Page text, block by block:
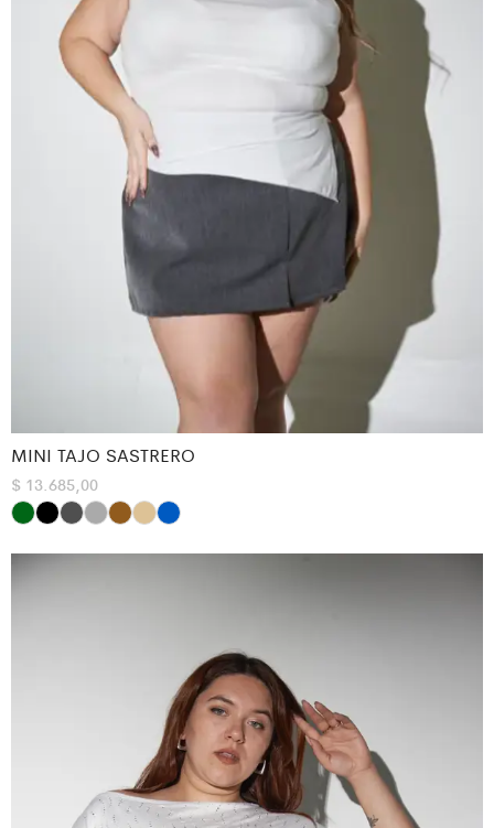
MINI TAJO SASTRERO
$ 13.685,00